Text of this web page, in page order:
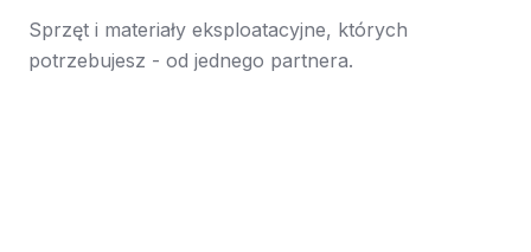
Sprzęt i materiały eksploatacyjne, których
potrzebujesz - od jednego partnera.